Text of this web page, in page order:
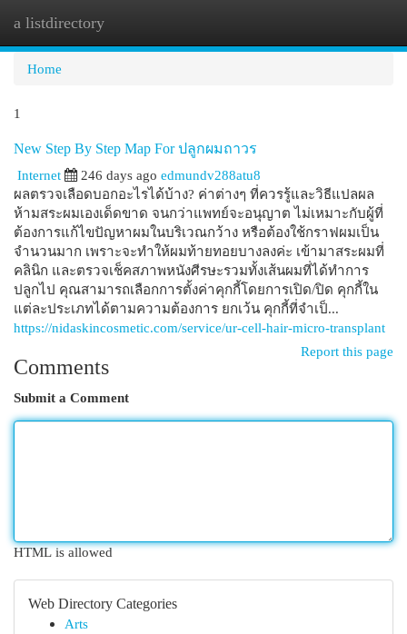
a listdirectory
Home
1
New Step By Step Map For ปลูกผมถาวร
Internet
246 days ago edmundv288atu8
ผลตรวจเลือดบอกอะไรได้บ้าง? ค่าต่างๆ ที่ควรรู้และวิธีแปลผล
ห้ามสระผมเองเด็ดขาด จนกว่าแพทย์จะอนุญาต ไม่เหมาะกับผู้ที่
ต้องการแก้ไขปัญหาผมในบริเวณกว้าง หรือต้องใช้กราฟผมเป็น
จำนวนมาก เพราะจะทำให้ผมท้ายทอยบางลงค่ะ เข้ามาสระผมที่
คลินิก และตรวจเช็คสภาพหนังศีรษะรวมทั้งเส้นผมที่ได้ทำการ
ปลูกไป คุณสามารถเลือกการตั้งค่าคุกกี้โดยการเปิด/ปิด คุกกี้ใน
แต่ละประเภทได้ตามความต้องการ ยกเว้น คุกกี้ที่จำเป็...
https://nidaskincosmetic.com/service/ur-cell-hair-micro-transplant
Report this page
Comments
Submit a Comment
HTML is allowed
Web Directory Categories
Arts